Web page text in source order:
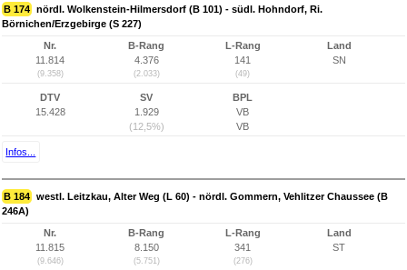
B 174 nördl. Wolkenstein-Hilmersdorf (B 101) - südl. Hohndorf, Ri.
Börnichen/Erzgebirge (S 227)
Nr.
11.814
(9.358)
B-Rang
4.376
(2.033)
L-Rang
141
(49)
Land
SN
DTV
15.428
SV
1.929
(12,5%)
BPL
VB
VB
Infos...
B 184 westl. Leitzkau, Alter Weg (L 60) - nördl. Gommern, Vehlitzer Chaussee (B
246A)
Nr.
11.815
(9.646)
B-Rang
8.150
(5.751)
L-Rang
341
(276)
Land
ST